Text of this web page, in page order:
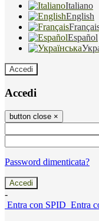
Italiano
English
Español
Accedi
Accedi
button close ×
Password dimenticata?
-
Entra con SPID Entra